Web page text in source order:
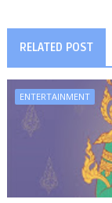
RELATED POST
ENTERTAINMENT